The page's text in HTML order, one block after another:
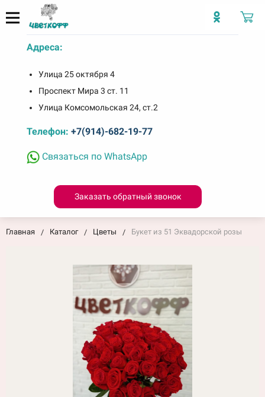
Адреса:
Улица 25 октября 4
Проспект Мира 3 ст. 11
Улица Комсомольская 24, ст.2
Телефон: +7(914)-682-19-77
Связаться по WhatsApp
Заказать обратный звонок
Главная Каталог Цветы Букет из 51 Эквадорской розы